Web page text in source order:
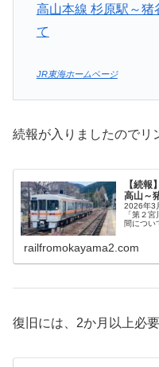
高山本線 杉原駅～猪
て
JR東海ホームページ
続報が入りましたのでリ
【続
高山～
2026年3
「第２
間につい
railfromokayama2.com
復旧には、2か月以上必要